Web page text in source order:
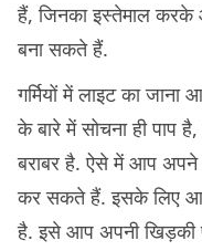
हैं, जिनका इस्तेमाल करके
बना सकते हैं.
गर्मियों में लाइट का
के बारे में सोचना ही पाप
बराबर है. ऐसे में आप अपने
कर सकते हैं. इसके लिए
है. इसे आप अपनी खिड़की